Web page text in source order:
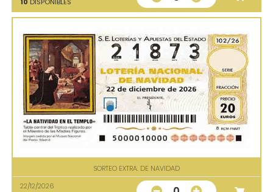
10 DISPONIBLES
SORTEO EXTRA. DE NAVIDAD
22/12/2026